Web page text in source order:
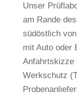
Unser
am Rande
südöstlich
mit Auto oder
Anfahrtskizze
Werkschutz